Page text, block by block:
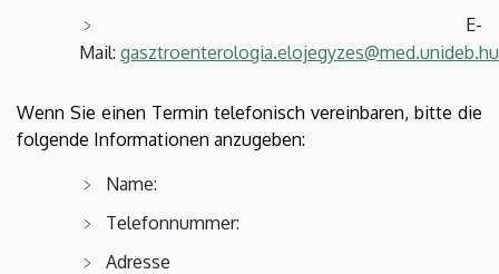
E-
Mail: gasztroenterologia.elojegyzes@med.unideb.hu
Wenn Sie einen Termin telefonisch vereinbaren, bitte die
folgende Informationen anzugeben:
Name:
Telefonnummer:
Adresse